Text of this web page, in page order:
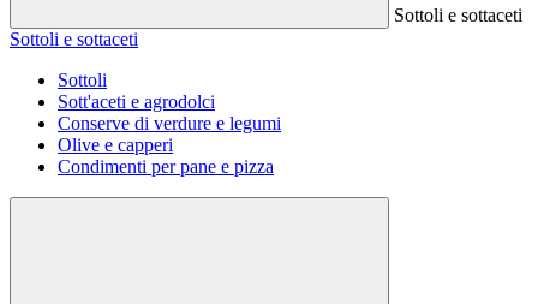
Sottoli e sottaceti
Sottoli e sottaceti
Sottoli
Sott'aceti e agrodolci
Conserve di verdure e legumi
Olive e capperi
Condimenti per pane e pizza